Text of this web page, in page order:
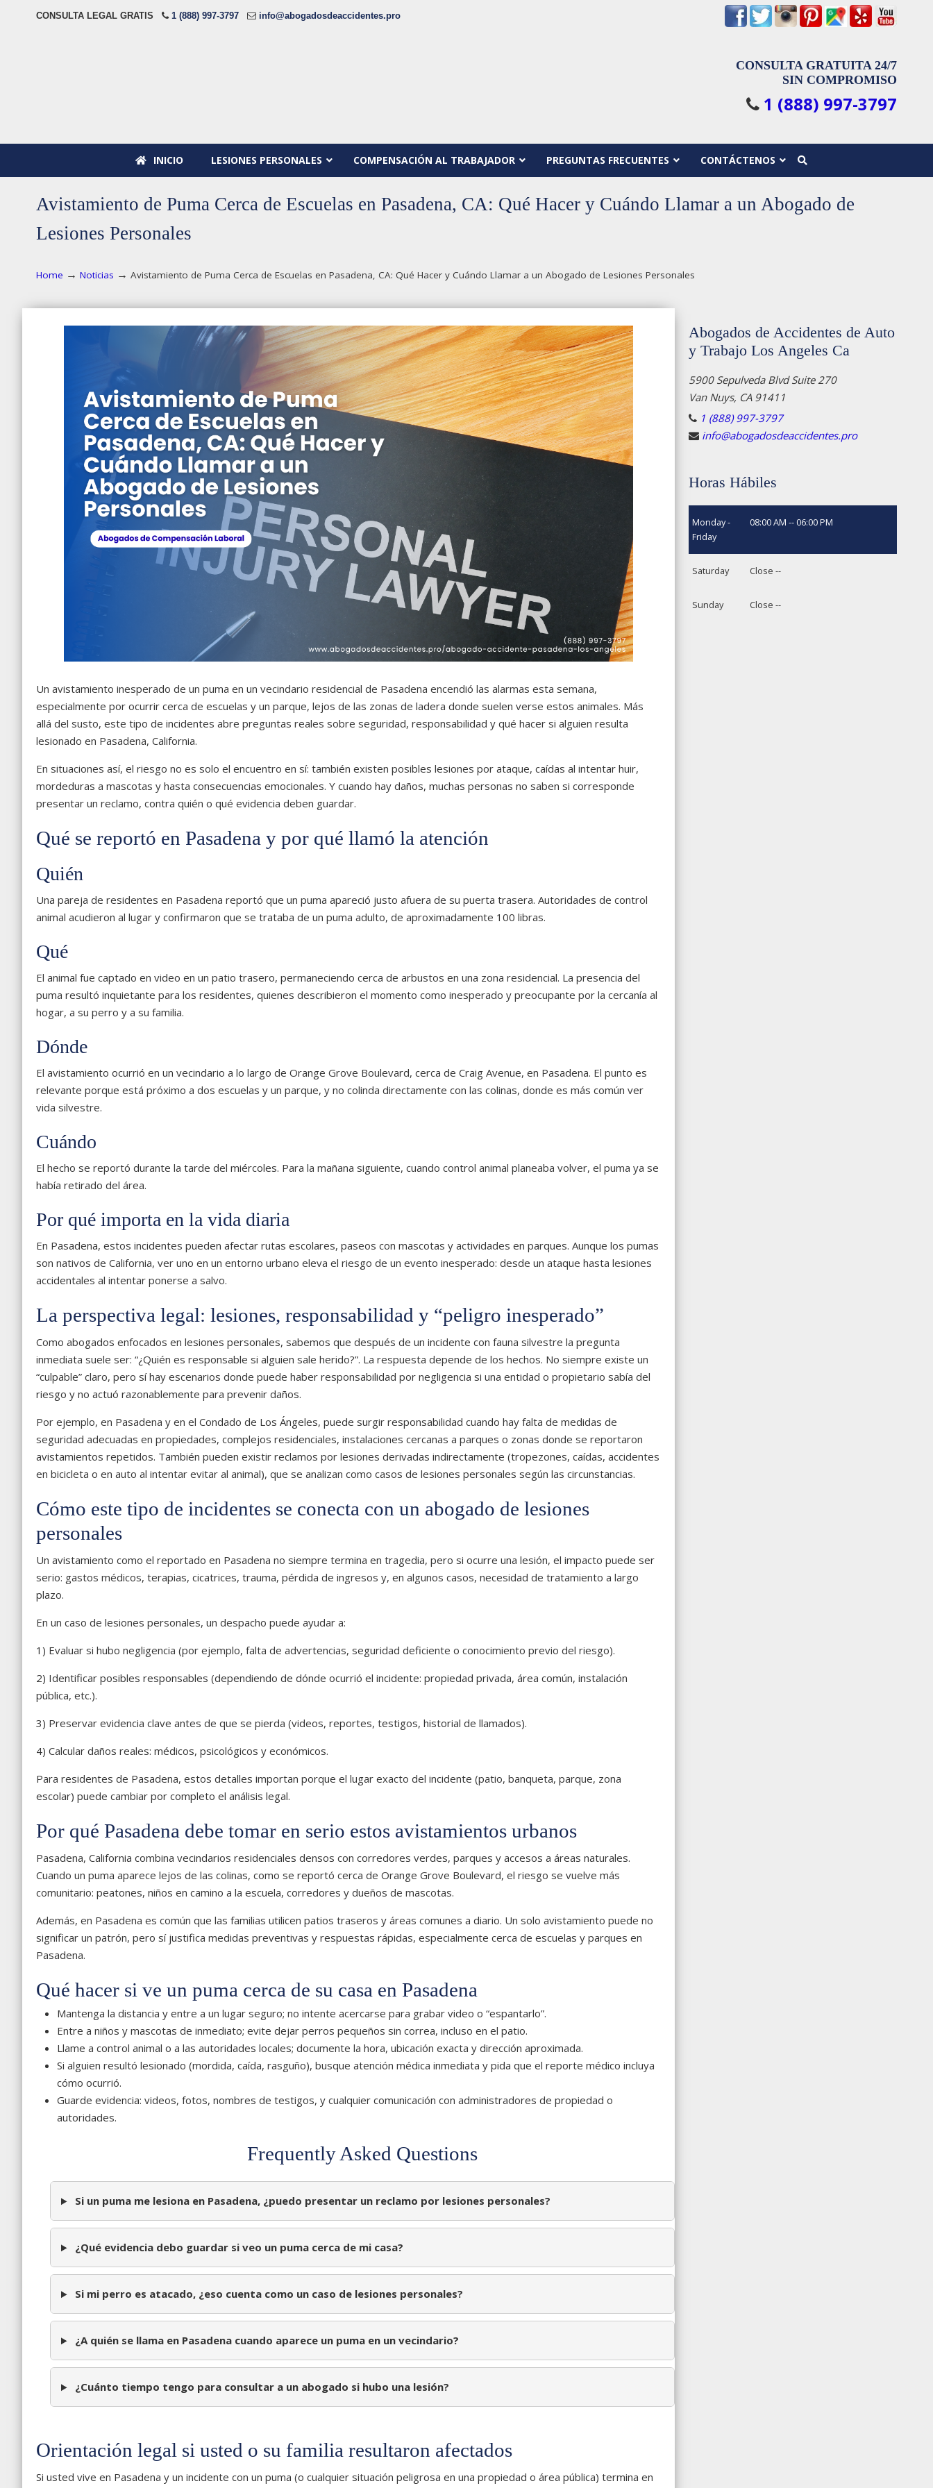
CONSULTA LEGAL GRATIS 1 (888) 997-3797 info@abogadosdeaccidentes.pro
CONSULTA GRATUITA 24/7
SIN COMPROMISO
1 (888) 997-3797
INICIO LESIONES PERSONALES COMPENSACIÓN AL TRABAJADOR PREGUNTAS FRECUENTES CONTÁCTENOS
Avistamiento de Puma Cerca de Escuelas en Pasadena, CA: Qué Hacer y Cuándo Llamar a un Abogado de
Lesiones Personales
Home → Noticias → Avistamiento de Puma Cerca de Escuelas en Pasadena, CA: Qué Hacer y Cuándo Llamar a un Abogado de Lesiones Personales
Un avistamiento inesperado de un puma en un vecindario residencial de Pasadena encendió las alarmas esta semana,
especialmente por ocurrir cerca de escuelas y un parque, lejos de las zonas de ladera donde suelen verse estos animales. Más
allá del susto, este tipo de incidentes abre preguntas reales sobre seguridad, responsabilidad y qué hacer si alguien resulta
lesionado en Pasadena, California.
En situaciones así, el riesgo no es solo el encuentro en sí: también existen posibles lesiones por ataque, caídas al intentar huir,
mordeduras a mascotas y hasta consecuencias emocionales. Y cuando hay daños, muchas personas no saben si corresponde
presentar un reclamo, contra quién o qué evidencia deben guardar.
Qué se reportó en Pasadena y por qué llamó la atención
Quién
Una pareja de residentes en Pasadena reportó que un puma apareció justo afuera de su puerta trasera. Autoridades de control
animal acudieron al lugar y confirmaron que se trataba de un puma adulto, de aproximadamente 100 libras.
Qué
El animal fue captado en video en un patio trasero, permaneciendo cerca de arbustos en una zona residencial. La presencia del
puma resultó inquietante para los residentes, quienes describieron el momento como inesperado y preocupante por la cercanía al
hogar, a su perro y a su familia.
Dónde
El avistamiento ocurrió en un vecindario a lo largo de Orange Grove Boulevard, cerca de Craig Avenue, en Pasadena. El punto es
relevante porque está próximo a dos escuelas y un parque, y no colinda directamente con las colinas, donde es más común ver
vida silvestre.
Cuándo
El hecho se reportó durante la tarde del miércoles. Para la mañana siguiente, cuando control animal planeaba volver, el puma ya se
había retirado del área.
Por qué importa en la vida diaria
En Pasadena, estos incidentes pueden afectar rutas escolares, paseos con mascotas y actividades en parques. Aunque los pumas
son nativos de California, ver uno en un entorno urbano eleva el riesgo de un evento inesperado: desde un ataque hasta lesiones
accidentales al intentar ponerse a salvo.
La perspectiva legal: lesiones, responsabilidad y “peligro inesperado”
Como abogados enfocados en lesiones personales, sabemos que después de un incidente con fauna silvestre la pregunta
inmediata suele ser: “¿Quién es responsable si alguien sale herido?”. La respuesta depende de los hechos. No siempre existe un
“culpable” claro, pero sí hay escenarios donde puede haber responsabilidad por negligencia si una entidad o propietario sabía del
riesgo y no actuó razonablemente para prevenir daños.
Por ejemplo, en Pasadena y en el Condado de Los Ángeles, puede surgir responsabilidad cuando hay falta de medidas de
seguridad adecuadas en propiedades, complejos residenciales, instalaciones cercanas a parques o zonas donde se reportaron
avistamientos repetidos. También pueden existir reclamos por lesiones derivadas indirectamente (tropezones, caídas, accidentes
en bicicleta o en auto al intentar evitar al animal), que se analizan como casos de lesiones personales según las circunstancias.
Cómo este tipo de incidentes se conecta con un abogado de lesiones
personales
Un avistamiento como el reportado en Pasadena no siempre termina en tragedia, pero si ocurre una lesión, el impacto puede ser
serio: gastos médicos, terapias, cicatrices, trauma, pérdida de ingresos y, en algunos casos, necesidad de tratamiento a largo
plazo.
En un caso de lesiones personales, un despacho puede ayudar a:
1) Evaluar si hubo negligencia (por ejemplo, falta de advertencias, seguridad deficiente o conocimiento previo del riesgo).
2) Identificar posibles responsables (dependiendo de dónde ocurrió el incidente: propiedad privada, área común, instalación
pública, etc.).
3) Preservar evidencia clave antes de que se pierda (videos, reportes, testigos, historial de llamados).
4) Calcular daños reales: médicos, psicológicos y económicos.
Para residentes de Pasadena, estos detalles importan porque el lugar exacto del incidente (patio, banqueta, parque, zona
escolar) puede cambiar por completo el análisis legal.
Por qué Pasadena debe tomar en serio estos avistamientos urbanos
Pasadena, California combina vecindarios residenciales densos con corredores verdes, parques y accesos a áreas naturales.
Cuando un puma aparece lejos de las colinas, como se reportó cerca de Orange Grove Boulevard, el riesgo se vuelve más
comunitario: peatones, niños en camino a la escuela, corredores y dueños de mascotas.
Además, en Pasadena es común que las familias utilicen patios traseros y áreas comunes a diario. Un solo avistamiento puede no
significar un patrón, pero sí justifica medidas preventivas y respuestas rápidas, especialmente cerca de escuelas y parques en
Pasadena.
Qué hacer si ve un puma cerca de su casa en Pasadena
Mantenga la distancia y entre a un lugar seguro; no intente acercarse para grabar video o “espantarlo”.
Entre a niños y mascotas de inmediato; evite dejar perros pequeños sin correa, incluso en el patio.
Llame a control animal o a las autoridades locales; documente la hora, ubicación exacta y dirección aproximada.
Si alguien resultó lesionado (mordida, caída, rasguño), busque atención médica inmediata y pida que el reporte médico incluya
cómo ocurrió.
Guarde evidencia: videos, fotos, nombres de testigos, y cualquier comunicación con administradores de propiedad o
autoridades.
Frequently Asked Questions
Si un puma me lesiona en Pasadena, ¿puedo presentar un reclamo por lesiones personales?
¿Qué evidencia debo guardar si veo un puma cerca de mi casa?
Si mi perro es atacado, ¿eso cuenta como un caso de lesiones personales?
¿A quién se llama en Pasadena cuando aparece un puma en un vecindario?
¿Cuánto tiempo tengo para consultar a un abogado si hubo una lesión?
Orientación legal si usted o su familia resultaron afectados
Si usted vive en Pasadena y un incidente con un puma (o cualquier situación peligrosa en una propiedad o área pública) termina en
Abogados de Accidentes de Auto
y Trabajo Los Angeles Ca
5900 Sepulveda Blvd Suite 270
Van Nuys, CA 91411
1 (888) 997-3797
info@abogadosdeaccidentes.pro
Horas Hábiles
Monday -
Friday
08:00 AM -- 06:00 PM
Saturday Close --
Sunday Close --